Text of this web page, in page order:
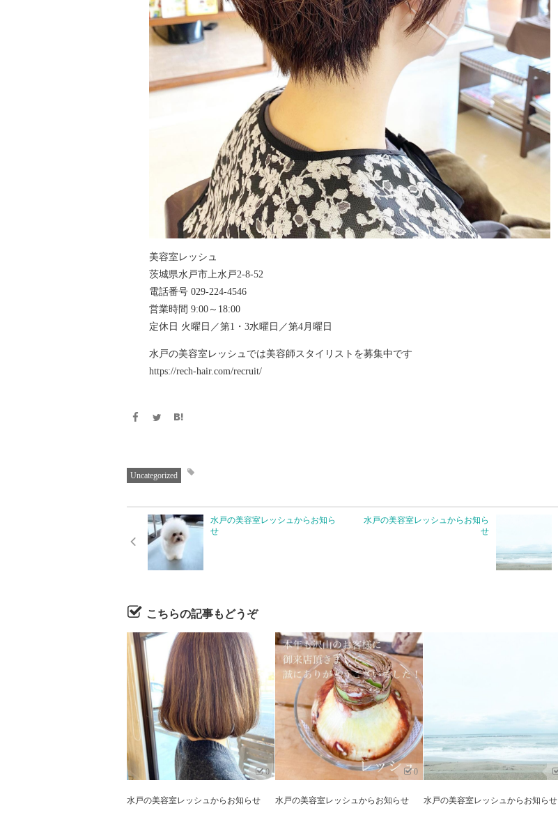
美容室レッシュ
茨城県水戸市上水戸2-8-52
電話番号 029-224-4546
営業時間 9:00～18:00
定休日 火曜日／第1・3水曜日／第4月曜日
水戸の美容室レッシュでは美容師スタイリストを募集中です
https://rech-hair.com/recruit/
Uncategorized
水戸の美容室レッシュからお知ら
せ
水戸の美容室レッシュからお知ら
せ
こちらの記事もどうぞ
0
水戸の美容室レッシュからお知らせ
0
水戸の美容室レッシュからお知らせ 水戸の美容室レッシュからお知らせ